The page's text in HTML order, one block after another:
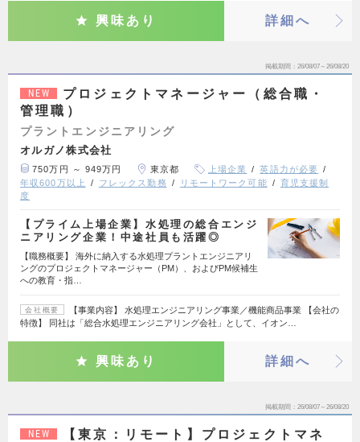
興味あり 詳細へ
掲載期間 26/08/07～26/08/20
NEW
プロジェクトマネージャー（総合職・
管理職）
プラントエンジニアリング
オルガノ株式会社
750万円 ～ 949万円 東京都 上場企業
英語力が必要
年収600万以上
フレックス勤務 リモートワーク可能
育児支援制
度
【プライム上場企業】水処理の総合エンジ
ニアリング企業！中途社員も活躍◎
【職務概要】 海外に納入する水処理プラントエンジニアリ
ングのプロジェクトマネージャー（PM）、およびPM候補生
への教育・指…
会社概要
【事業内容】 水処理エンジニアリング事業／機能商品事業 【会社の
特徴】 同社は「総合水処理エンジニアリング会社」として、イオン…
興味あり 詳細へ
掲載期間 26/08/07～26/08/20
NEW
【東京：リモート】プロジェクトマネ